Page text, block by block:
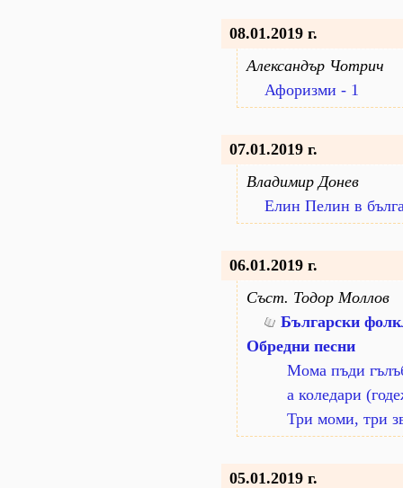
08.01.2019 г.
Александър Чотрич
Афоризми - 1
07.01.2019 г.
Владимир Донев
Елин Пелин в
06.01.2019 г.
Съст. Тодор Моллов
Български
Обредни песни
Мома пъди
а коледари
Три моми, три
05.01.2019 г.